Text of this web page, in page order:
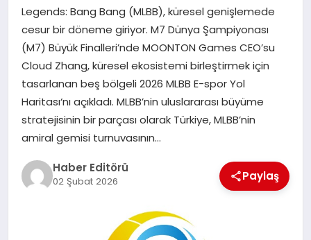
SPOR
YAŞAM
Legends: Bang Bang (MLBB), küresel genişlemede
cesur bir döneme giriyor. M7 Dünya Şampiyonası
(M7) Büyük Finalleri’nde MOONTON Games CEO’su
Cloud Zhang, küresel ekosistemi birleştirmek için
tasarlanan beş bölgeli 2026 MLBB E-spor Yol
Haritası‘nı açıkladı. MLBB’nin uluslararası büyüme
stratejisinin bir parçası olarak Türkiye, MLBB’nin
amiral gemisi turnuvasının…
Haber Editörü
02 Şubat 2026 Paylaş